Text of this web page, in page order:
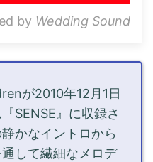
by Wedding Sound
が2010年12月1日
SENSE』に収録さ
かなイントロから
して繊細なメロデ